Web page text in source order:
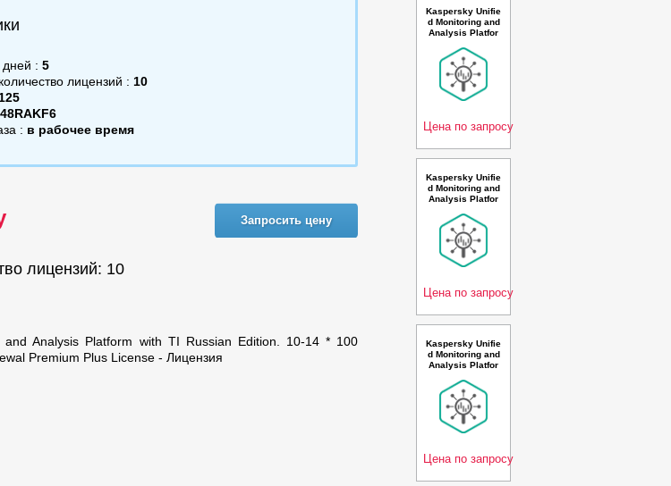
дней : 5
лицензий : 10
: в рабочее время
Запросить цену
лицензий: 10
and Analysis Platform with TI Russian Edition. 10-14 * 100
Premium Plus License - Лицензия
Kaspersky Unifie
d Monitoring and
Analysis Platfor
upport and TI Ru
ssian Edition. 50
00+ * 100 events
per second 3 ye
ar Cross-grade L
Цена по запросу
Kaspersky Unifie
d Monitoring and
Analysis Platfor
Russian Edition.
100-149 * 100 ev
ents per second
3 year Renewal
Premium Licens
Цена по запросу
Kaspersky Unifie
d Monitoring and
Analysis Platfor
ompatible and AI
Russian Edition.
10-14 * 100 even
ts per second 1
year Renewal Pr
Цена по запросу